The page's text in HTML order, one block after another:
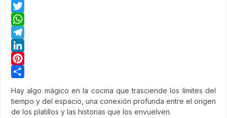
Facebook
Twitter
WhatsApp
Telegram
LinkedIn
Pinterest
Hay algo mágico en la cocina que trasciende los límites del
tiempo y del espacio, una conexión profunda entre el origen
de los platillos y las historias que los envuelven.